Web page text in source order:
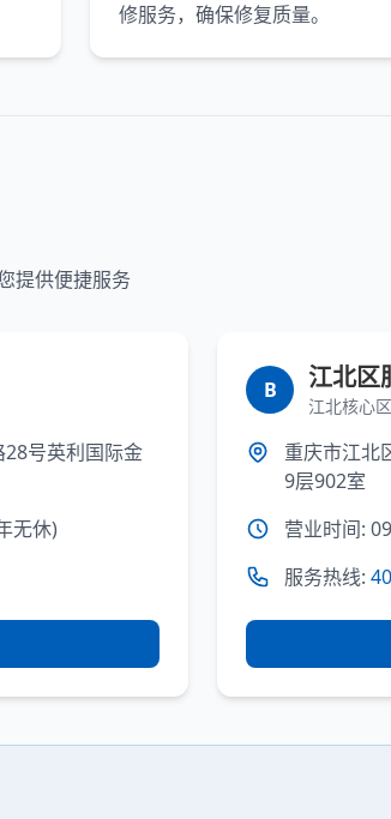
修服务，确保修复质量。
提供便捷服务
号英利国际金
无休)
B 江北区
江北核心
重庆市江北
9层902室
营业时间:
服务热线: